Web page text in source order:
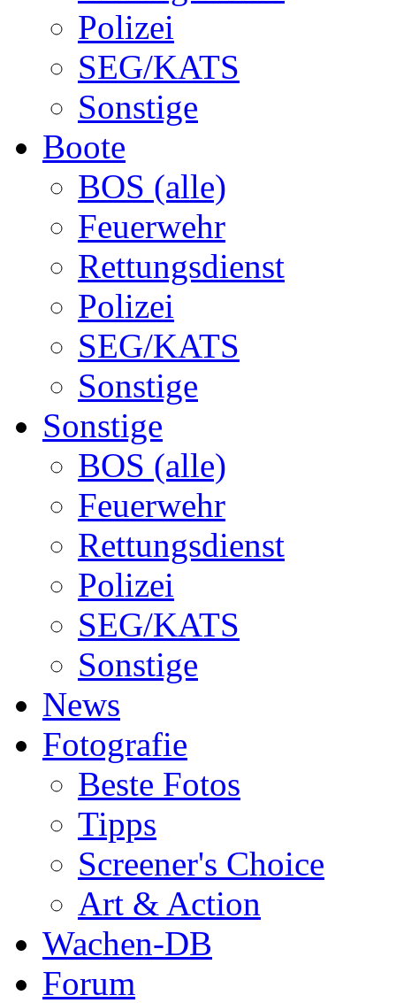
Polizei
SEG/KATS
Sonstige
Boote
BOS (alle)
Feuerwehr
Rettungsdienst
Polizei
SEG/KATS
Sonstige
Sonstige
BOS (alle)
Feuerwehr
Rettungsdienst
Polizei
SEG/KATS
Sonstige
News
Fotografie
Beste Fotos
Tipps
Screener's Choice
Art & Action
Wachen-DB
Forum